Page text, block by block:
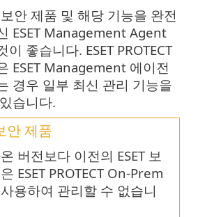
안 제품 및 해당 기능을 완전
ESET Management Agent
좋습니다. ESET PROTECT
ESET Management 에이전
경우 일부 최신 관리 기능을
습니다.
안 제품
버전보다 이전의 ESET 보
ESET PROTECT On-Prem
용하여 관리할 수 없습니